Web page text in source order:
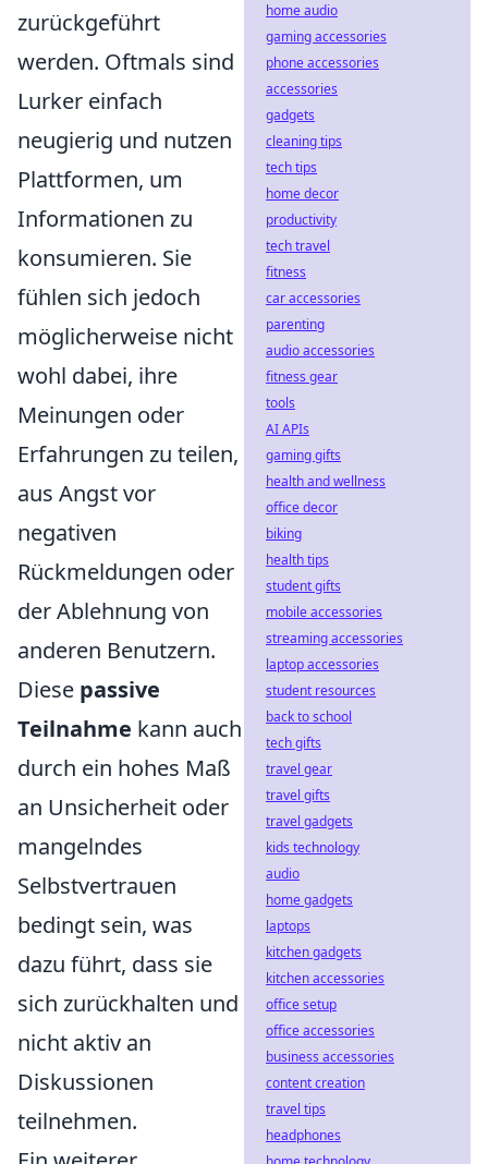
zurückgeführt
werden. Oftmals sind
Lurker einfach
neugierig und nutzen
Plattformen, um
Informationen zu
konsumieren. Sie
fühlen sich jedoch
möglicherweise nicht
wohl dabei, ihre
Meinungen oder
Erfahrungen zu teilen,
aus Angst vor
negativen
Rückmeldungen oder
der Ablehnung von
anderen Benutzern.
Diese passive
Teilnahme kann auch
durch ein hohes Maß
an Unsicherheit oder
mangelndes
Selbstvertrauen
bedingt sein, was
dazu führt, dass sie
sich zurückhalten und
nicht aktiv an
Diskussionen
teilnehmen.
home audio
gaming accessories
phone accessories
accessories
gadgets
cleaning tips
tech tips
home decor
productivity
tech travel
fitness
car accessories
parenting
audio accessories
fitness gear
tools
AI APIs
gaming gifts
health and wellness
office decor
biking
health tips
student gifts
mobile accessories
streaming accessories
laptop accessories
student resources
back to school
tech gifts
travel gear
travel gifts
travel gadgets
kids technology
audio
home gadgets
laptops
kitchen gadgets
kitchen accessories
office setup
office accessories
business accessories
content creation
travel tips
headphones